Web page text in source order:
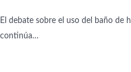
El debate sobre el uso del baño de
continúa…